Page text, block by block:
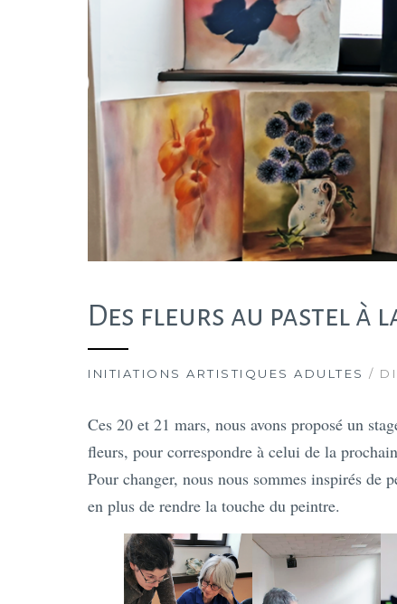
Des fleurs au pastel à
INITIATIONS ARTISTIQUES ADULTES /
Ces 20 et 21 mars, nous avons proposé un
fleurs, pour correspondre à celui de la
Pour changer, nous nous sommes inspirés
en plus de rendre la touche du peintre.